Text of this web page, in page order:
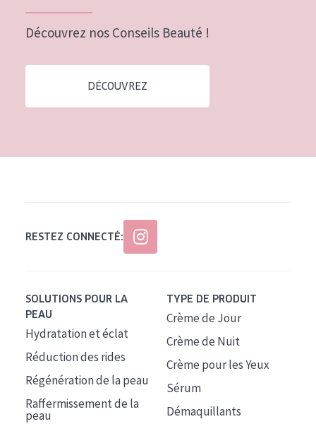
Peau mature
Peau ménopausée
Âge : 55+
Découvrez nos Conseils Beauté !
DÉCOUVREZ
RESTEZ CONNECTÉ:
SOLUTIONS POUR LA
PEAU
Hydratation et éclat
Réduction des rides
Régénération de la peau
Raffermissement de la
peau
TYPE DE PRODUIT
Crème de Jour
Crème de Nuit
Crème pour les Yeux
Sérum
Démaquillants